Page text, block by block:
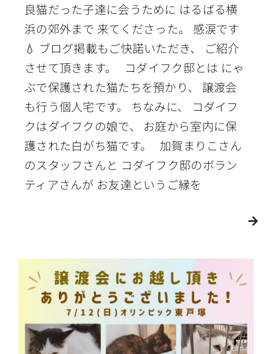
良猫だった子達に会うために はるばる横
浜の郊外まで 来てくださった。 感涙です
💧 ブログ掲載もご快諾いただき、 ご紹介
させて頂きます。 コダイフク邸とは にゃ
ぶで保護された猫たちを預かり、 譲渡会
も行う個人宅です。 ちなみに、 コダイフ
クはダイフクの娘で、 お庭から室内に保
護された白がち猫です。 加賀まりこさん
のスタッフさんと コダイフク邸のボラン
ティアさんが お友達というご縁を